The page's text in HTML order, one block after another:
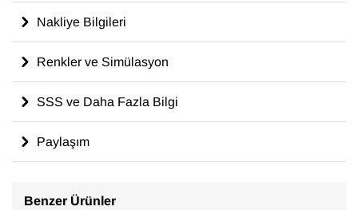
Nakliye Bilgileri
Renkler ve Simülasyon
SSS ve Daha Fazla Bilgi
Paylaşım
Benzer Ürünler